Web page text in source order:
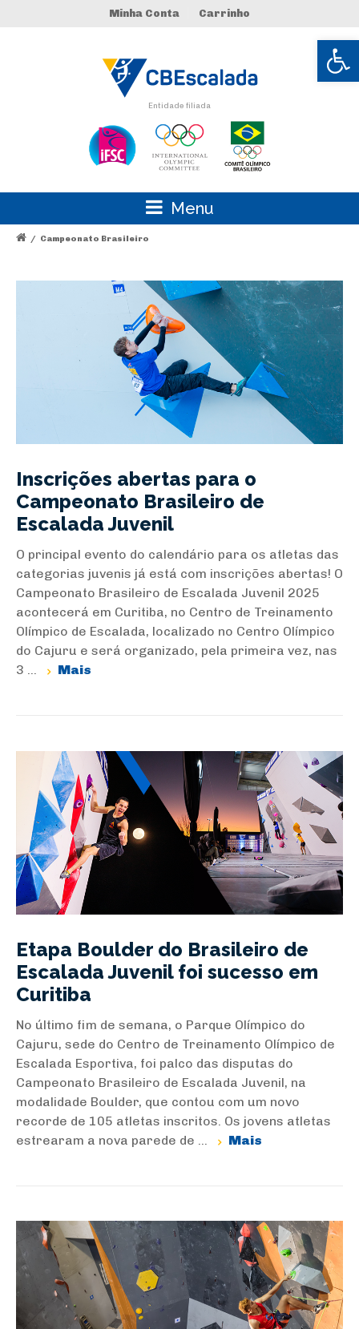
Abrir
Minha Conta Carrinho
Entidade filiada
Menu
/ Campeonato Brasileiro
Inscrições abertas para o
Campeonato Brasileiro de
Escalada Juvenil
O principal evento do calendário para os atletas das
categorias juvenis já está com inscrições abertas! O
Campeonato Brasileiro de Escalada Juvenil 2025
acontecerá em Curitiba, no Centro de Treinamento
Olímpico de Escalada, localizado no Centro Olímpico
do Cajuru e será organizado, pela primeira vez, nas
3 ...
Mais
Etapa Boulder do Brasileiro de
Escalada Juvenil foi sucesso em
Curitiba
No último fim de semana, o Parque Olímpico do
Cajuru, sede do Centro de Treinamento Olímpico de
Escalada Esportiva, foi palco das disputas do
Campeonato Brasileiro de Escalada Juvenil, na
modalidade Boulder, que contou com um novo
recorde de 105 atletas inscritos. Os jovens atletas
estrearam a nova parede de ...
Mais